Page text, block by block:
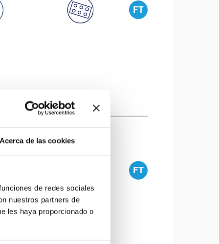
de las cookies
de redes sociales
nuestros partners de
les haya proporcionado o
FT
FT